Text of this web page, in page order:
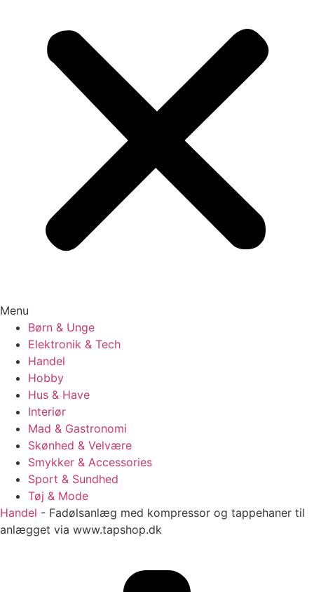
Menu
Børn & Unge
Elektronik & Tech
Handel
Hobby
Hus & Have
Interiør
Mad & Gastronomi
Skønhed & Velvære
Smykker & Accessories
Sport & Sundhed
Tøj & Mode
Handel - Fadølsanlæg med kompressor og tappehaner til
anlægget via www.tapshop.dk